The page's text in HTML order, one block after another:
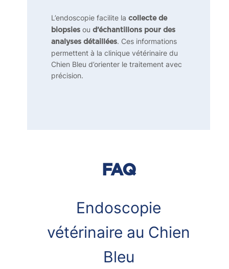
L’endoscopie facilite la collecte de
biopsies ou d’échantillons pour des
analyses détaillées. Ces informations
permettent à la clinique vétérinaire du
Chien Bleu d’orienter le traitement avec
précision.
FAQ
Endoscopie
vétérinaire au Chien
Bleu